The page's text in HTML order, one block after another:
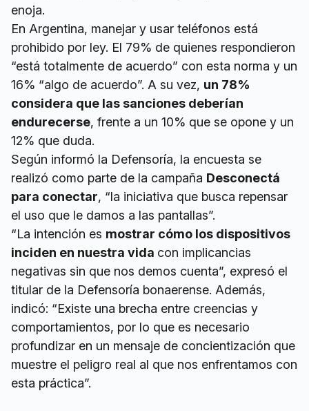
enoja.
En Argentina, manejar y usar teléfonos está
prohibido por ley. El 79% de quienes respondieron
“está totalmente de acuerdo” con esta norma y un
16% “algo de acuerdo”. A su vez, un 78%
considera que las sanciones deberían
endurecerse, frente a un 10% que se opone y un
12% que duda.
Según informó la Defensoría, la encuesta se
realizó como parte de la campaña Desconectá
para conectar, “la iniciativa que busca repensar
el uso que le damos a las pantallas”.
“La intención es mostrar cómo los dispositivos
inciden en nuestra vida con implicancias
negativas sin que nos demos cuenta”, expresó el
titular de la Defensoría bonaerense. Además,
indicó: “Existe una brecha entre creencias y
comportamientos, por lo que es necesario
profundizar en un mensaje de concientización que
muestre el peligro real al que nos enfrentamos con
esta práctica”.